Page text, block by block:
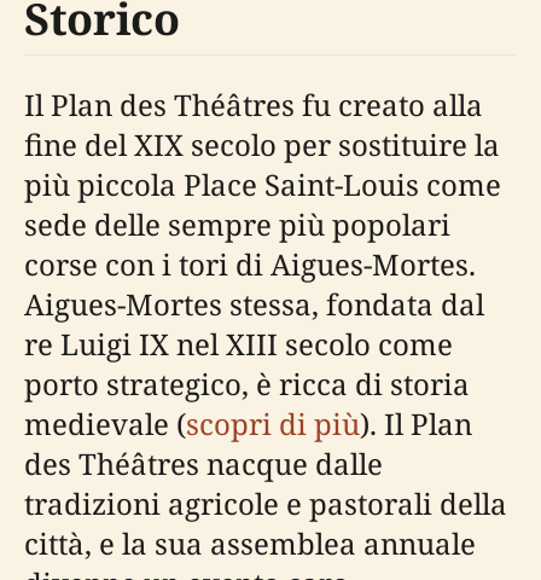
Storico
Il Plan des Théâtres fu creato alla
fine del XIX secolo per sostituire la
più piccola Place Saint-Louis come
sede delle sempre più popolari
corse con i tori di Aigues-Mortes.
Aigues-Mortes stessa, fondata dal
re Luigi IX nel XIII secolo come
porto strategico, è ricca di storia
medievale (scopri di più). Il Plan
des Théâtres nacque dalle
tradizioni agricole e pastorali della
città, e la sua assemblea annuale